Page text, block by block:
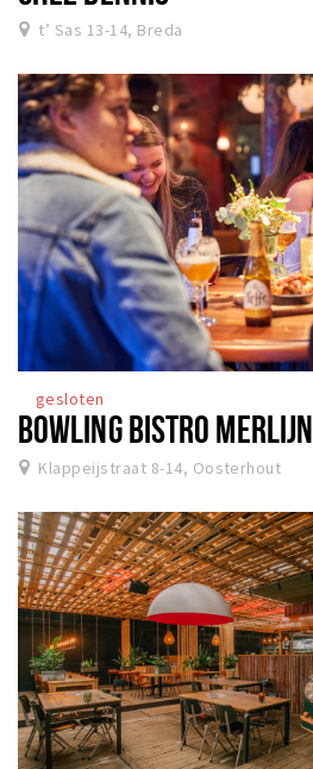
t’ Sas 13-14, Breda
gesloten
BOWLING BISTRO MERLIJN
Klappeijstraat 8-14, Oosterhout